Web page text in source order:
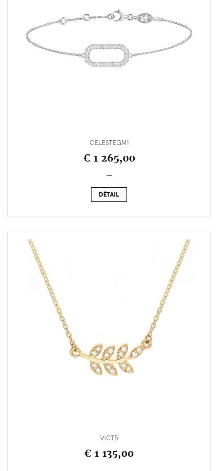
CELESTEGM1
€ 1 265,00
DÉTAIL
VICT5
€ 1 135,00